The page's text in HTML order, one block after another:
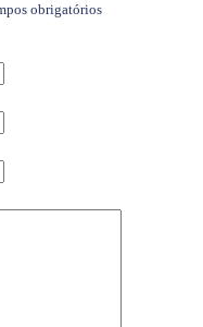
obrigatórios